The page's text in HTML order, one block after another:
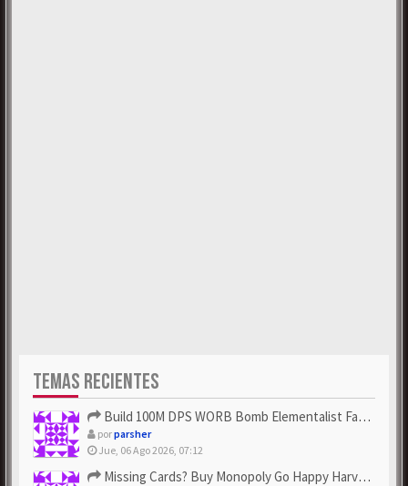
TEMAS RECIENTES
Build 100M DPS WORB Bomb Elementalist Fast - Grab POE Curren...
porparsher
Jue, 06 Ago 2026, 07:12
Missing Cards? Buy Monopoly Go Happy Harvest with Looney Tun...